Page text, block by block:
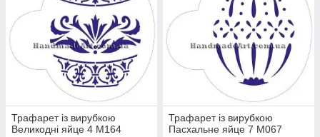
Трафарет із вирубкою
Великодні яйце 4 М164
Трафарет із вирубкою
Пасхальне яйце 7 М067